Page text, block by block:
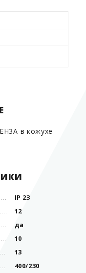
в кожухе
IP 23
12
да
10
13
400/230